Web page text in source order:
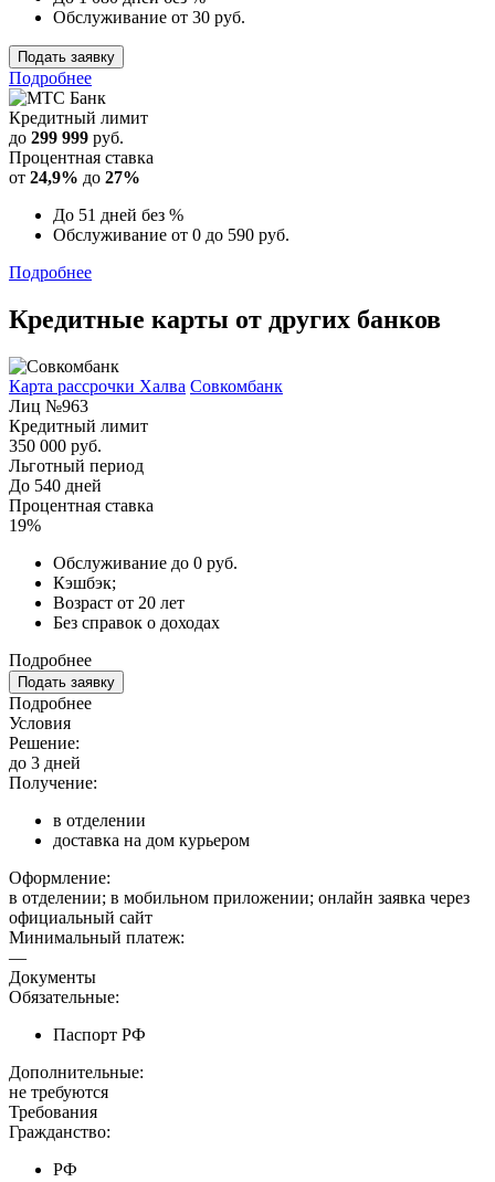
Обслуживание от 30 руб.
Подать заявку
Подробнее
Кредитный лимит
до 299 999 руб.
Процентная ставка
от 24,9% до 27%
До 51 дней без %
Обслуживание от 0 до 590 руб.
Подробнее
Кредитные карты от других банков
Карта рассрочки Халва Совкомбанк
Лиц №963
Кредитный лимит
350 000 руб.
Льготный период
До 540 дней
Процентная ставка
19%
Обслуживание до 0 руб.
Кэшбэк;
Возраст от 20 лет
Без справок о доходах
Подробнее
Подать заявку
Подробнее
Условия
Решение:
до 3 дней
Получение:
в отделении
доставка на дом курьером
Оформление:
в отделении; в мобильном приложении; онлайн заявка через
официальный сайт
Минимальный платеж:
—
Документы
Обязательные:
Паспорт РФ
Дополнительные:
не требуются
Требования
Гражданство:
РФ